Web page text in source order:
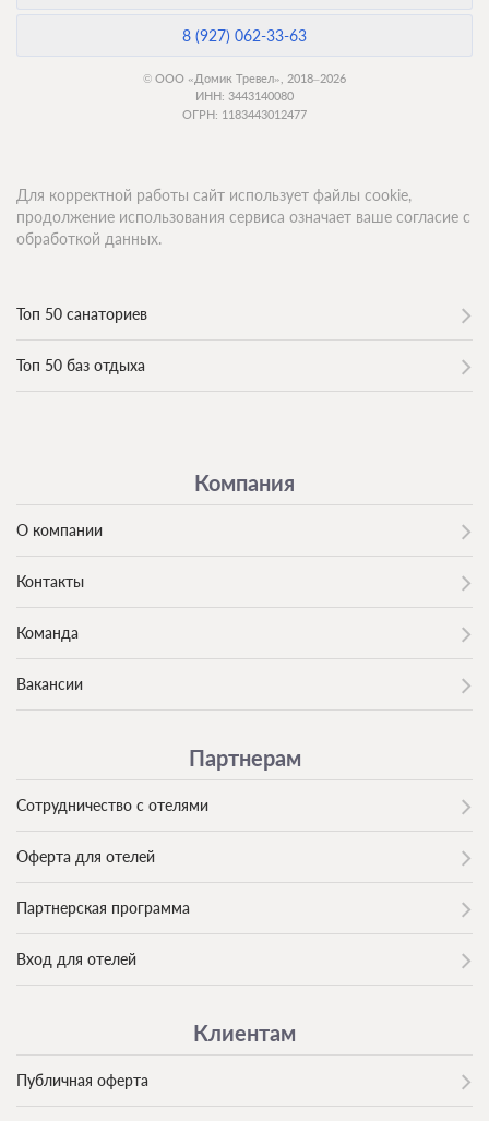
8 (927) 062-33-63
© ООО «Домик Тревел», 2018–2026
ИНН: 3443140080
ОГРН: 1183443012477
Топ 50 санаториев
Топ 50 баз отдыха
Компания
О компании
Контакты
Команда
Вакансии
Партнерам
Сотрудничество с отелями
Оферта для отелей
Партнерская программа
Вход для отелей
Клиентам
Публичная оферта
Для корректной работы сайт использует файлы cookie,
продолжение использования сервиса означает ваше согласие с
обработкой данных.